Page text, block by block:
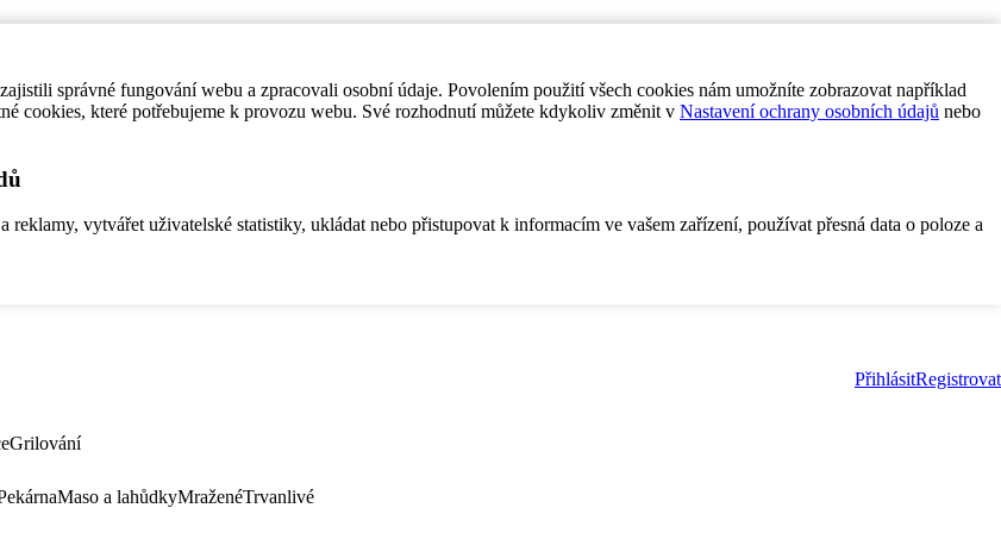
správné fungování webu a zpracovali osobní údaje. Povolením použití všech cookies nám umožníte zobrazovat například
cookies, které potřebujeme k provozu webu. Své rozhodnutí můžete kdykoliv změnit v Nastavení ochrany osobních údajů nebo
vytvářet uživatelské statistiky, ukládat nebo přistupovat k informacím ve vašem zařízení, používat přesná data o poloze a
PřihlásitRegistrovat
Grilování
Maso a lahůdkyMraženéTrvanlivé